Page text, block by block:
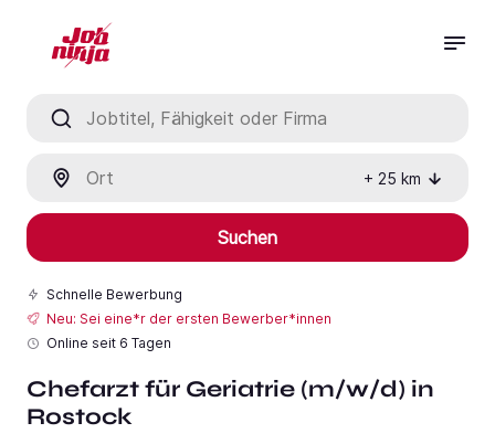
+ 25 km
Suchen
Schnelle Bewerbung
Neu: Sei eine*r der ersten Bewerber*innen
Online seit 6 Tagen
Chefarzt für Geriatrie (m/w/d) in
Rostock